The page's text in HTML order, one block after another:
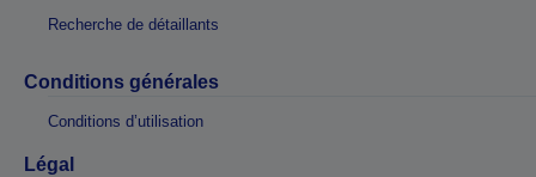
Recherche de détaillants
Conditions générales
Conditions d’utilisation
Légal